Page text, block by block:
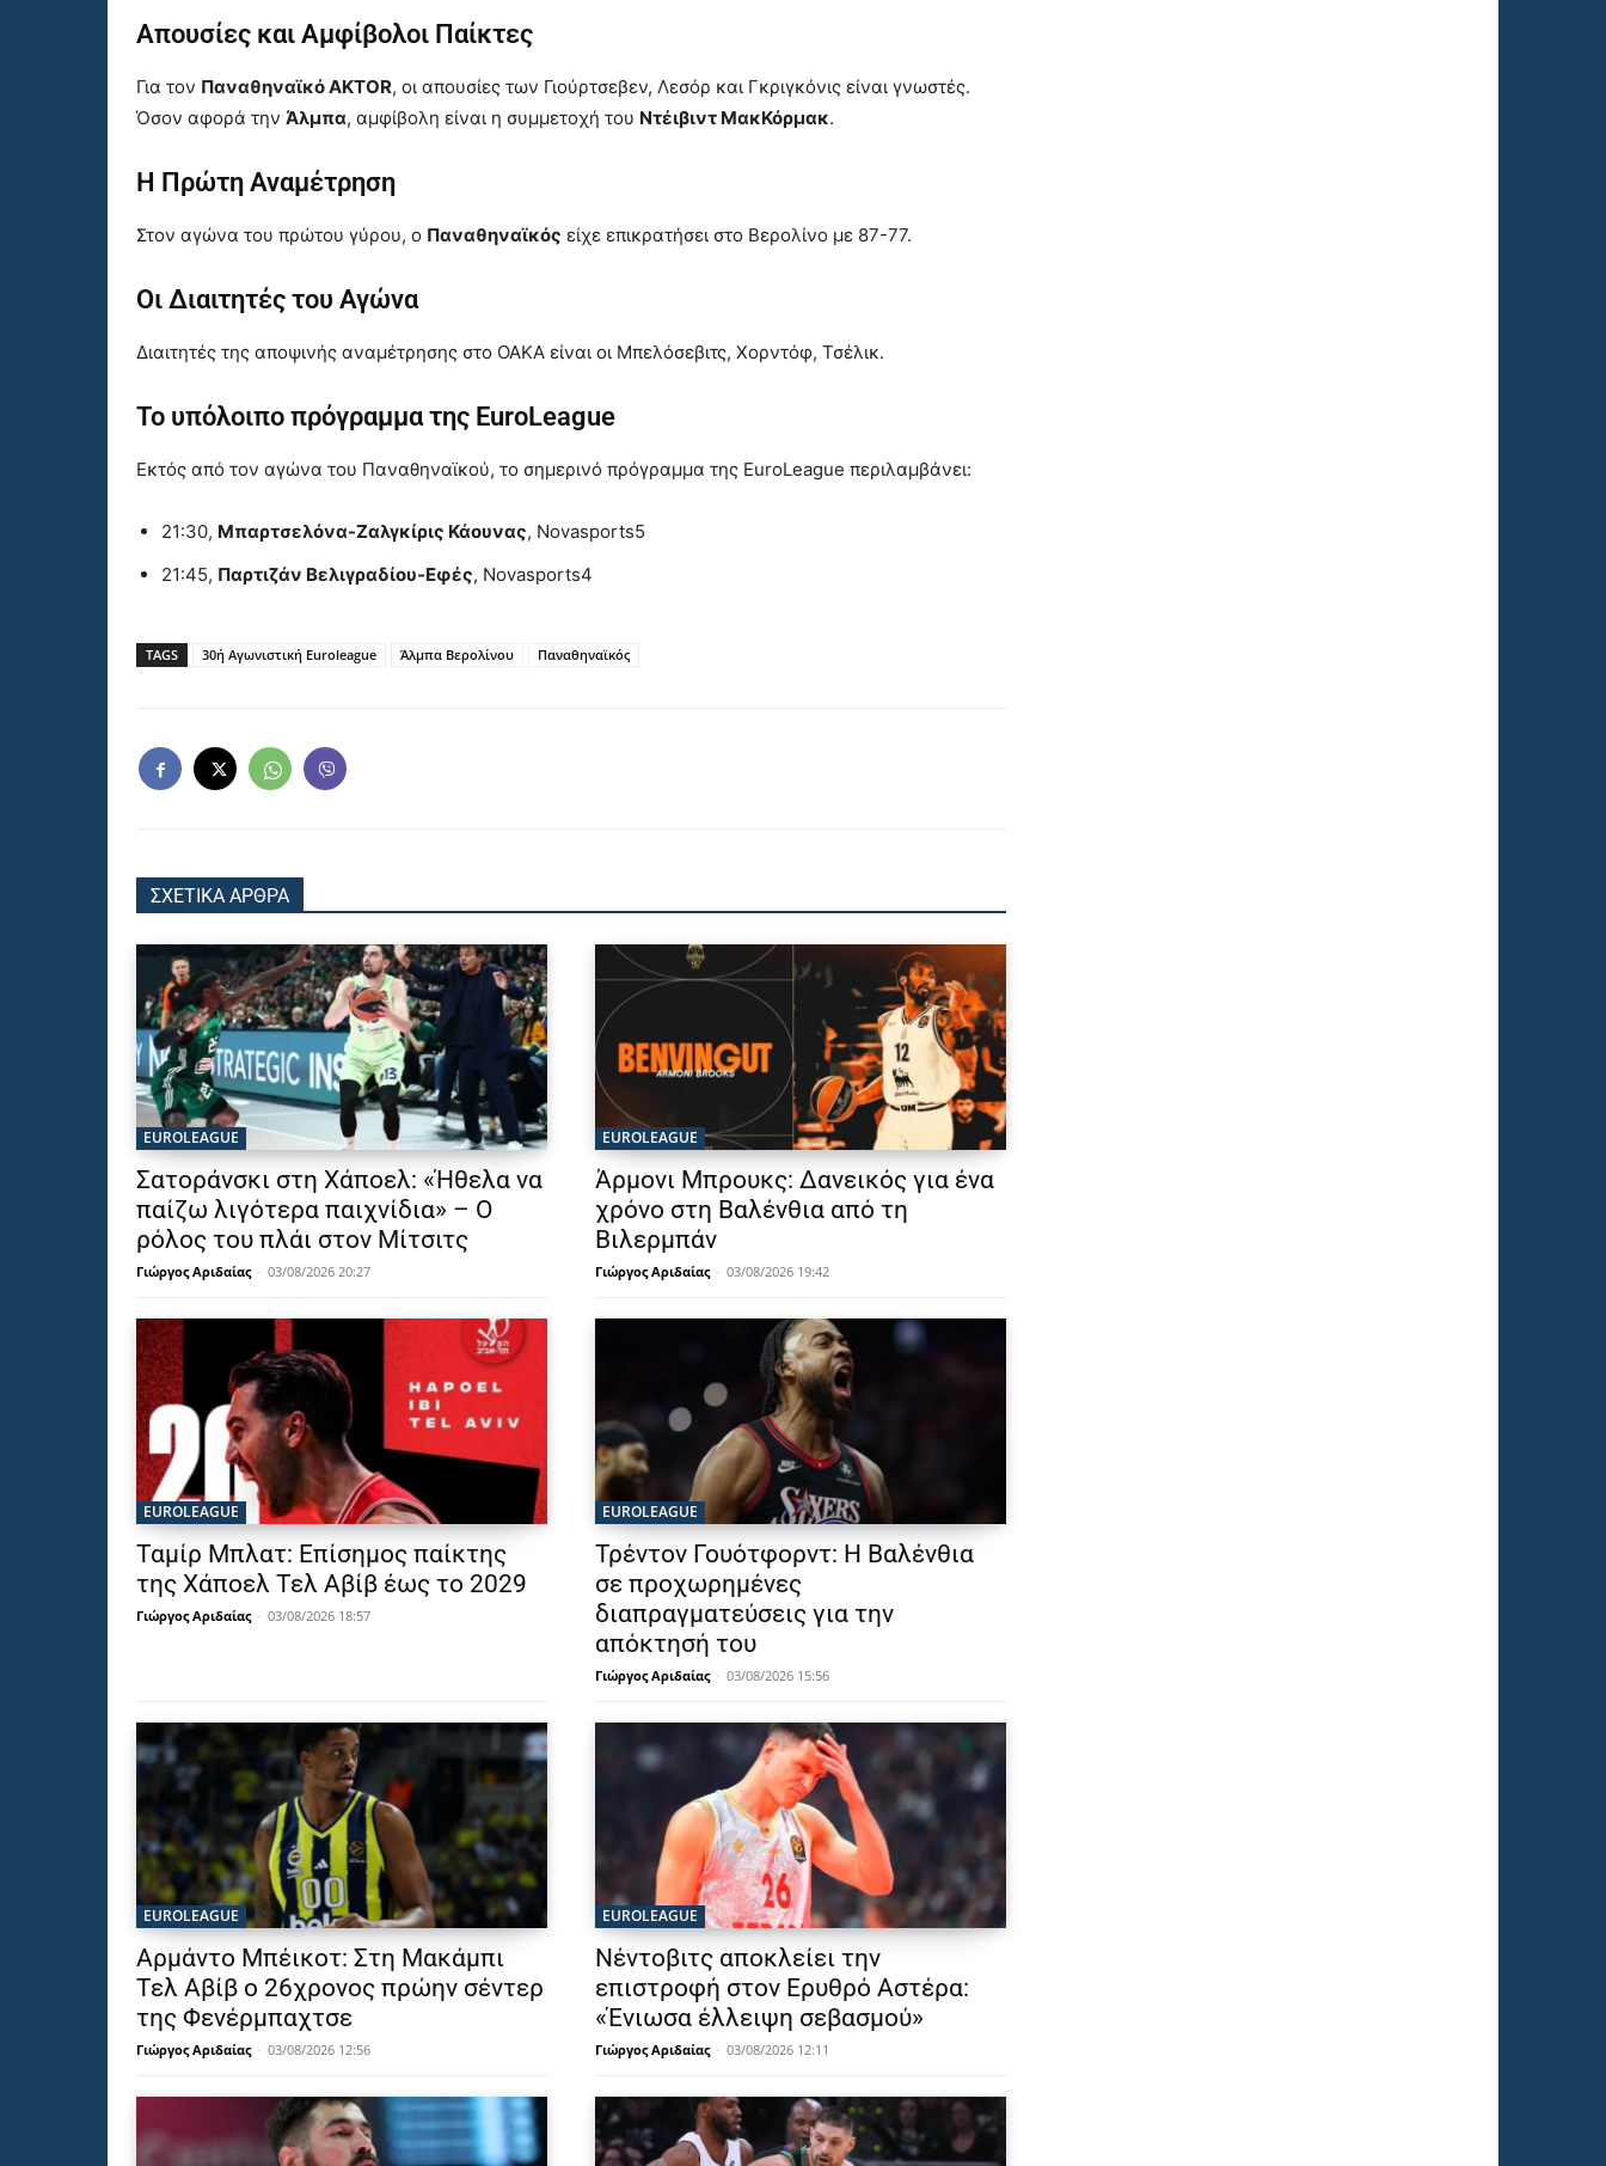
Απουσίες και Αμφίβολοι Παίκτες
Για τον Παναθηναϊκό AKTOR, οι απουσίες των Γιούρτσεβεν, Λεσόρ και Γκριγκόνις είναι γνωστές.
Όσον αφορά την Άλμπα, αμφίβολη είναι η συμμετοχή του Ντέιβιντ ΜακΚόρμακ.
Η Πρώτη Αναμέτρηση
Στον αγώνα του πρώτου γύρου, ο Παναθηναϊκός είχε επικρατήσει στο Βερολίνο με 87-77.
Οι Διαιτητές του Αγώνα
Διαιτητές της αποψινής αναμέτρησης στο ΟΑΚΑ είναι οι Μπελόσεβιτς, Χορντόφ, Τσέλικ.
Το υπόλοιπο πρόγραμμα της EuroLeague
Εκτός από τον αγώνα του Παναθηναϊκού, το σημερινό πρόγραμμα της EuroLeague περιλαμβάνει:
21:30, Μπαρτσελόνα-Ζαλγκίρις Κάουνας, Novasports5
21:45, Παρτιζάν Βελιγραδίου-Εφές, Novasports4
TAGS 30ή Αγωνιστική Euroleague Άλμπα Βερολίνου Παναθηναϊκός
ΣΧΕΤΙΚΑ ΑΡΘΡΑ
EUROLEAGUE
Σατοράνσκι στη Χάποελ: «Ήθελα να
παίζω λιγότερα παιχνίδια» – Ο
ρόλος του πλάι στον Μίτσιτς
Γιώργος Αριδαίας - 03/08/2026 20:27
EUROLEAGUE
Άρμονι Μπρουκς: Δανεικός για ένα
χρόνο στη Βαλένθια από τη
Βιλερμπάν
Γιώργος Αριδαίας - 03/08/2026 19:42
EUROLEAGUE
Ταμίρ Μπλατ: Επίσημος παίκτης
της Χάποελ Τελ Αβίβ έως το 2029
Γιώργος Αριδαίας - 03/08/2026 18:57
EUROLEAGUE
Τρέντον Γουότφορντ: Η Βαλένθια
σε προχωρημένες
διαπραγματεύσεις για την
απόκτησή του
Γιώργος Αριδαίας - 03/08/2026 15:56
EUROLEAGUE
Αρμάντο Μπέικοτ: Στη Μακάμπι
Τελ Αβίβ ο 26χρονος πρώην σέντερ
της Φενέρμπαχτσε
Γιώργος Αριδαίας - 03/08/2026 12:56
EUROLEAGUE
Νέντοβιτς αποκλείει την
επιστροφή στον Ερυθρό Αστέρα:
«Ένιωσα έλλειψη σεβασμού»
Γιώργος Αριδαίας - 03/08/2026 12:11